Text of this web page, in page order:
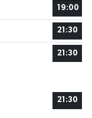
19:00
21:30
21:30
21:30